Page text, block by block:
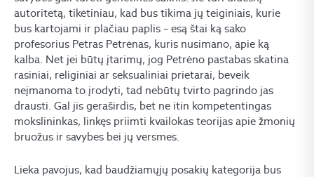
autoritetą, tikėtiniau, kad bus tikima jų teiginiais, kurie
bus kartojami ir plačiau paplis – esą štai ką sako
profesorius Petras Petrėnas, kuris nusimano, apie ką
kalba. Net jei būtų įtarimų, jog Petrėno pastabas skatina
rasiniai, religiniai ar seksualiniai prietarai, beveik
neįmanoma to įrodyti, tad nebūtų tvirto pagrindo jas
drausti. Gal jis geraširdis, bet ne itin kompetentingas
mokslininkas, linkęs priimti kvailokas teorijas apie žmonių
bruožus ir savybes bei jų versmes.
Lieka pavojus, kad baudžiamųjų posakių kategorija bus